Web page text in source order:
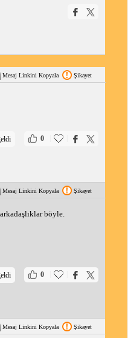
Mesaj Linkini Kopyala Şikayet
0
Mesaj Linkini Kopyala Şikayet
böyle.
0
Mesaj Linkini Kopyala Şikayet